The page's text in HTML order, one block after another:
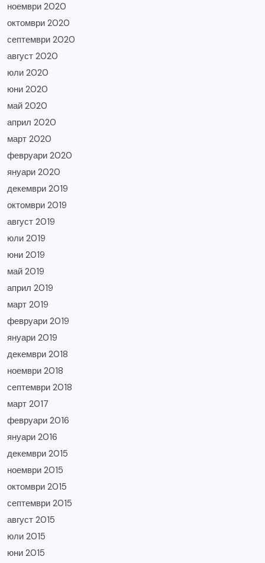
ноември 2020
октомври 2020
септември 2020
август 2020
юли 2020
юни 2020
май 2020
април 2020
март 2020
февруари 2020
януари 2020
декември 2019
октомври 2019
август 2019
юли 2019
юни 2019
май 2019
април 2019
март 2019
февруари 2019
януари 2019
декември 2018
ноември 2018
септември 2018
март 2017
февруари 2016
януари 2016
декември 2015
ноември 2015
октомври 2015
септември 2015
август 2015
юли 2015
юни 2015